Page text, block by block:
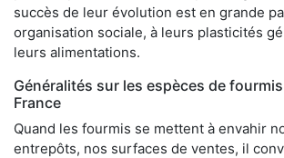
succès de leur évolution est en grande
organisation sociale, à leurs plasticités
leurs alimentations.
Généralités sur les espèces de
France
Quand les fourmis se mettent à envahir
entrepôts, nos surfaces de ventes, il